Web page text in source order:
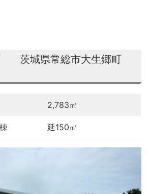
茨城県常総市大生郷町
2,783㎡
延150㎡